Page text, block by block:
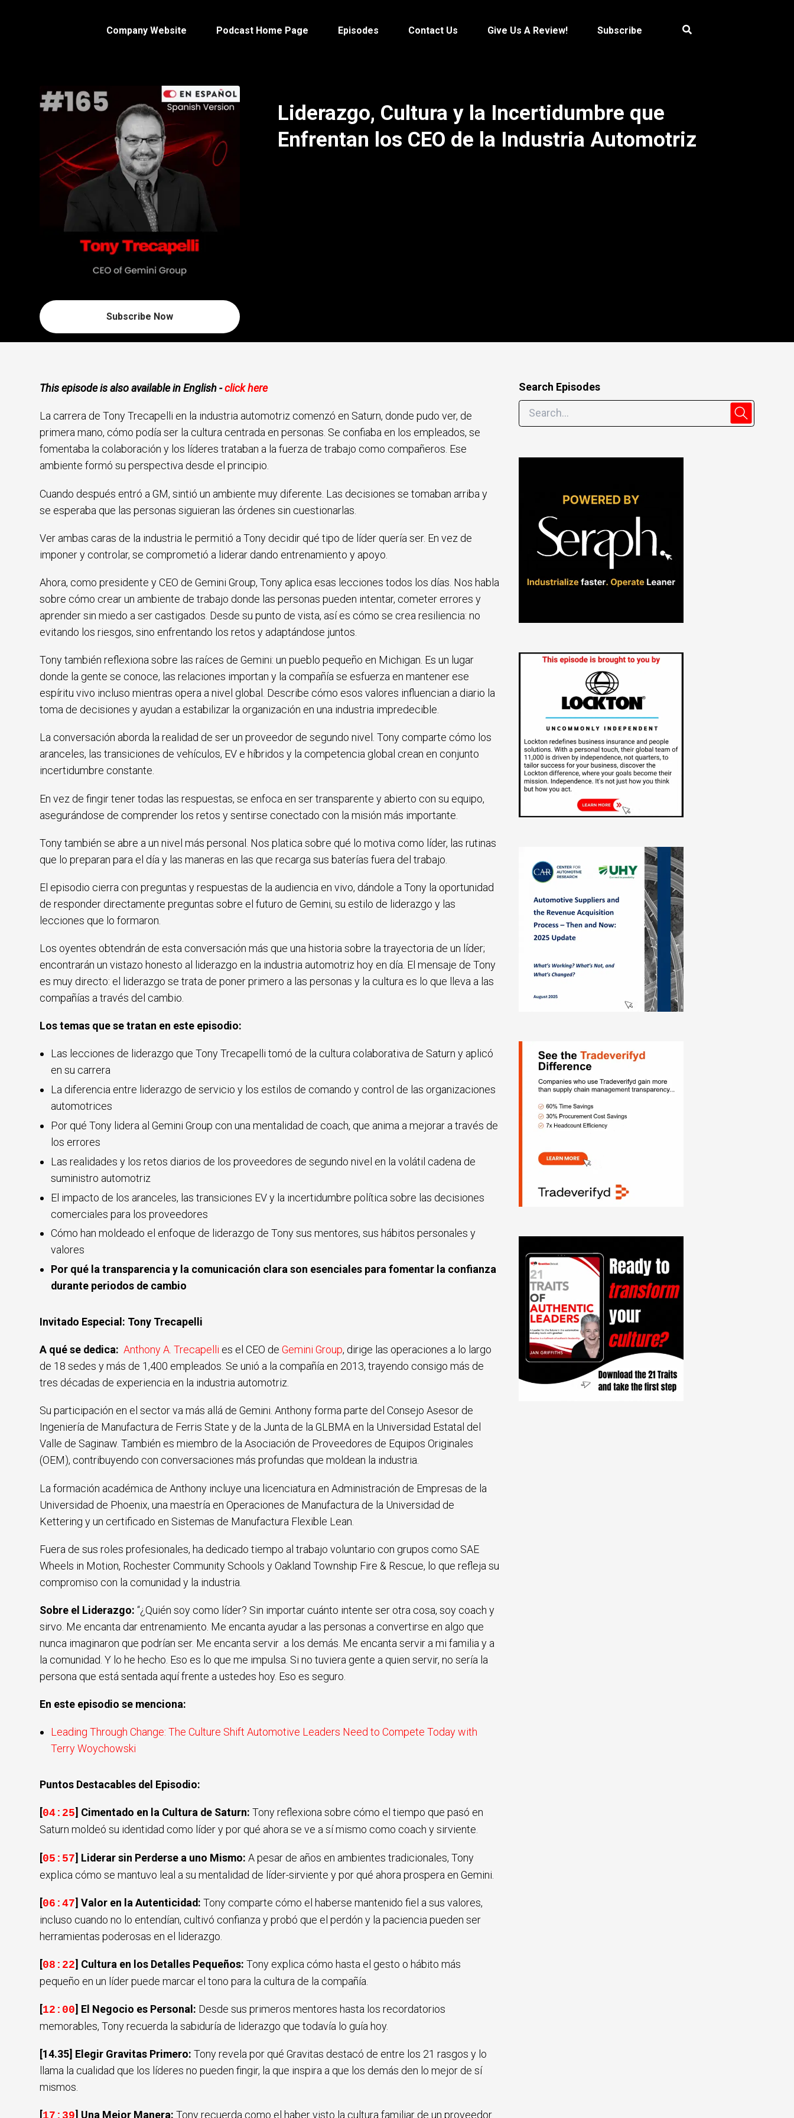
Company Website Podcast Home Page Episodes Contact Us Give Us A Review! Subscribe
Subscribe Now
Liderazgo, Cultura y la Incertidumbre que
Enfrentan los CEO de la Industria Automotriz
This episode is also available in English -click here
La carrera de Tony Trecapelli en la industria automotriz comenzó en Saturn, donde pudo ver, de
primera mano, cómo podía ser la cultura centrada en personas. Se confiaba en los empleados, se
fomentaba la colaboración y los líderes trataban a la fuerza de trabajo como compañeros. Ese
ambiente formó su perspectiva desde el principio.
Cuando después entró a GM, sintió un ambiente muy diferente. Las decisiones se tomaban arriba y
se esperaba que las personas siguieran las órdenes sin cuestionarlas.
Ver ambas caras de la industria le permitió a Tony decidir qué tipo de líder quería ser. En vez de
imponer y controlar, se comprometió a liderar dando entrenamiento y apoyo.
Ahora, como presidente y CEO de Gemini Group, Tony aplica esas lecciones todos los días. Nos habla
sobre cómo crear un ambiente de trabajo donde las personas pueden intentar, cometer errores y
aprender sin miedo a ser castigados. Desde su punto de vista, así es cómo se crea resiliencia: no
evitando los riesgos, sino enfrentando los retos y adaptándose juntos.
Tony también reflexiona sobre las raíces de Gemini: un pueblo pequeño en Michigan. Es un lugar
donde la gente se conoce, las relaciones importan y la compañía se esfuerza en mantener ese
espíritu vivo incluso mientras opera a nivel global. Describe cómo esos valores influencian a diario la
toma de decisiones y ayudan a estabilizar la organización en una industria impredecible.
La conversación aborda la realidad de ser un proveedor de segundo nivel. Tony comparte cómo los
aranceles, las transiciones de vehículos, EV e híbridos y la competencia global crean en conjunto
incertidumbre constante.
En vez de fingir tener todas las respuestas, se enfoca en ser transparente y abierto con su equipo,
asegurándose de comprender los retos y sentirse conectado con la misión más importante.
Tony también se abre a un nivel más personal. Nos platica sobre qué lo motiva como líder, las rutinas
que lo preparan para el día y las maneras en las que recarga sus baterías fuera del trabajo.
El episodio cierra con preguntas y respuestas de la audiencia en vivo, dándole a Tony la oportunidad
de responder directamente preguntas sobre el futuro de Gemini, su estilo de liderazgo y las
lecciones que lo formaron.
Los oyentes obtendrán de esta conversación más que una historia sobre la trayectoria de un líder;
encontrarán un vistazo honesto al liderazgo en la industria automotriz hoy en día. El mensaje de Tony
es muy directo: el liderazgo se trata de poner primero a las personas y la cultura es lo que lleva a las
compañías a través del cambio.
Los temas que se tratan en este episodio:
Las lecciones de liderazgo que Tony Trecapelli tomó de la cultura colaborativa de Saturn y aplicó
en su carrera
La diferencia entre liderazgo de servicio y los estilos de comando y control de las organizaciones
automotrices
Por qué Tony lidera al Gemini Group con una mentalidad de coach, que anima a mejorar a través de
los errores
Las realidades y los retos diarios de los proveedores de segundo nivel en la volátil cadena de
suministro automotriz
El impacto de los aranceles, las transiciones EV y la incertidumbre política sobre las decisiones
comerciales para los proveedores
Cómo han moldeado el enfoque de liderazgo de Tony sus mentores, sus hábitos personales y
valores
Por qué la transparencia y la comunicación clara son esenciales para fomentar la confianza
durante periodos de cambio
Invitado Especial: Tony Trecapelli
A qué se dedica:Anthony A. Trecapelli es el CEO deGemini Group, dirige las operaciones a lo largo
de 18 sedes y más de 1,400 empleados. Se unió a la compañía en 2013, trayendo consigo más de
tres décadas de experiencia en la industria automotriz.
Su participación en el sector va más allá de Gemini. Anthony forma parte del Consejo Asesor de
Ingeniería de Manufactura de Ferris State y de la Junta de la GLBMA en la Universidad Estatal del
Valle de Saginaw. También es miembro de la Asociación de Proveedores de Equipos Originales
(OEM), contribuyendo con conversaciones más profundas que moldean la industria.
La formación académica de Anthony incluye una licenciatura en Administración de Empresas de la
Universidad de Phoenix, una maestría en Operaciones de Manufactura de la Universidad de
Kettering y un certificado en Sistemas de Manufactura Flexible Lean.
Fuera de sus roles profesionales, ha dedicado tiempo al trabajo voluntario con grupos como SAE
Wheels in Motion, Rochester Community Schools y Oakland Township Fire & Rescue, lo que refleja su
compromiso con la comunidad y la industria.
Sobre el Liderazgo:“¿Quién soy como líder? Sin importar cuánto intente ser otra cosa, soy coach y
sirvo. Me encanta dar entrenamiento. Me encanta ayudar a las personas a convertirse en algo que
nunca imaginaron que podrían ser. Me encanta servir a los demás. Me encanta servir a mi familia y a
la comunidad. Y lo he hecho. Eso es lo que me impulsa. Si no tuviera gente a quien servir, no sería la
persona que está sentada aquí frente a ustedes hoy. Eso es seguro.
En este episodio se menciona:
Leading Through Change: The Culture Shift Automotive Leaders Need to Compete Today with
Terry Woychowski
Puntos Destacables del Episodio:
[04:25] Cimentado en la Cultura de Saturn:Tony reflexiona sobre cómo el tiempo que pasó en
Saturn moldeó su identidad como líder y por qué ahora se ve a sí mismo como coach y sirviente.
[05:57] Liderar sin Perderse a uno Mismo:A pesar de años en ambientes tradicionales, Tony
explica cómo se mantuvo leal a su mentalidad de líder-sirviente y por qué ahora prospera en Gemini.
[06:47] Valor en la Autenticidad:Tony comparte cómo el haberse mantenido fiel a sus valores,
incluso cuando no lo entendían, cultivó confianza y probó que el perdón y la paciencia pueden ser
herramientas poderosas en el liderazgo.
[08:22] Cultura en los Detalles Pequeños:Tony explica cómo hasta el gesto o hábito más
pequeño en un líder puede marcar el tono para la cultura de la compañía.
[12:00] El Negocio es Personal: Desde sus primeros mentores hasta los recordatorios
memorables, Tony recuerda la sabiduría de liderazgo que todavía lo guía hoy.
[14.35] Elegir Gravitas Primero:Tony revela por qué Gravitas destacó de entre los 21 rasgos y lo
llama la cualidad que los líderes no pueden fingir, la que inspira a que los demás den lo mejor de sí
mismos.
[ ] Una Mejor Manera:Tony recuerda como el haber visto la cultura familiar de un proveedor
Search Episodes